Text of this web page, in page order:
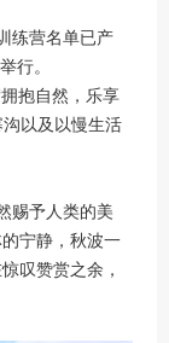
练营名单已产
行。
抱自然，乐享
以及以慢生活
赐予人类的美
宁静，秋波一
叹赞赏之余，